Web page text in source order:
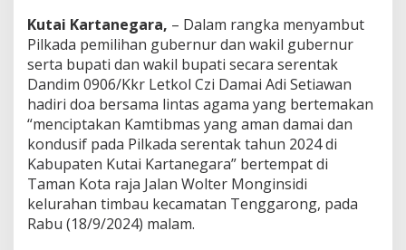
2
4
,
D
a
n
d
i
m
0
9
0
Kutai Kartanegara, – Dalam rangka menyambut
Pilkada pemilihan gubernur dan wakil gubernur
serta bupati dan wakil bupati secara serentak
Dandim 0906/Kkr Letkol Czi Damai Adi Setiawan
hadiri doa bersama lintas agama yang bertemakan
“menciptakan Kamtibmas yang aman damai dan
kondusif pada Pilkada serentak tahun 2024 di
Kabupaten Kutai Kartanegara” bertempat di
Taman Kota raja Jalan Wolter Monginsidi
kelurahan timbau kecamatan Tenggarong, pada
Rabu (18/9/2024) malam.